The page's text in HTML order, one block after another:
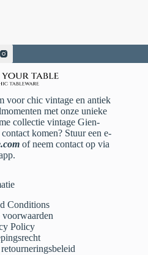
voor chic vintage en antiek
met onze unieke
collectie vintage Gien-
komen? Stuur een e-
of neem contact op via
Conditions
Policy